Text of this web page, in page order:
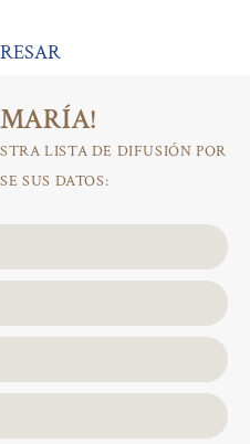
MARÍA!
LISTA DE DIFUSIÓN POR
SUS DATOS: